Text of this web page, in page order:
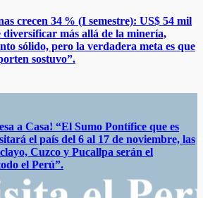
crecen 34 % (I semestre): US$ 54 mil
diversificar más allá de la minería,
sólido, pero la verdadera meta es que
sostuvo”.​​
a Casa! “El Sumo Pontífice que es
el país del 6 al 17 de noviembre, las
Cuzco y Pucallpa serán el
el Perú”.​